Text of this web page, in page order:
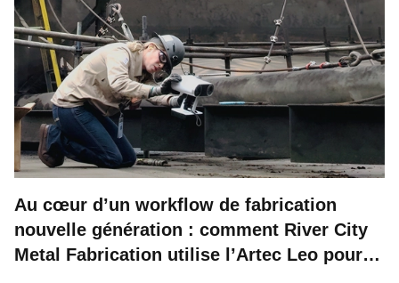
Au cœur d’un workflow de fabrication
nouvelle génération : comment River City
Metal Fabrication utilise l’Artec Leo pour